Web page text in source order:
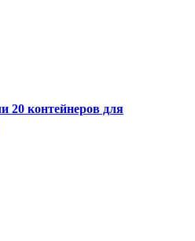
20 контейнеров для